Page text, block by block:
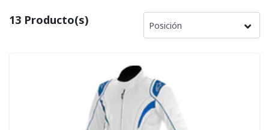
13 Producto(s)